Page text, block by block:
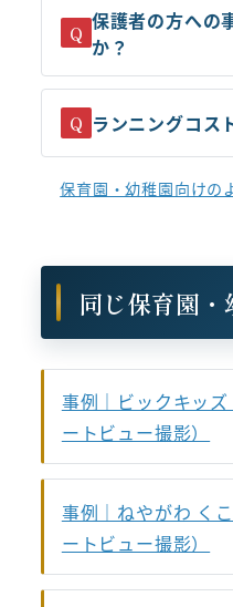
Q 保護者の方への
か？
Q ランニングコス
保育園・幼稚園向けの
同じ保育園
事例｜ビックキッ
ートビュー撮影）
事例｜ねやがわ く
ートビュー撮影）